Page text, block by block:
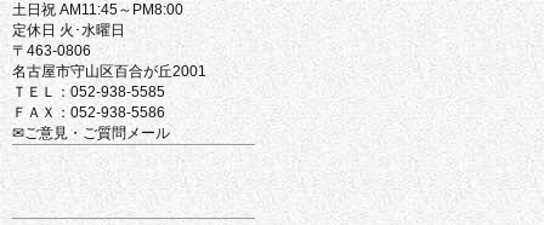
土日祝 AM11:45～PM8:00
定休日 火･水曜日
〒463-0806
名古屋市守山区百合が丘2001
ＴＥＬ：052-938-5585
ＦＡＸ：052-938-5586
✉ご意見・ご質問メール